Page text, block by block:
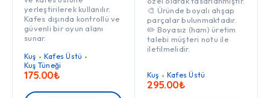
yerleştirilerek kullanılır.
Kafes dışında kontrollü ve
güvenli bir oyun alanı
sunar.
Kuş
Kafes Üstü
Kuş Tüneği
175.00₺
🎨 Üründe boyalı ahşap
parçalar bulunmaktadır.
✏️ Boyasız (ham) üretim
talebi müşteri notu ile
iletilmelidir.
Kuş Kafes Üstü
295.00₺